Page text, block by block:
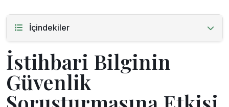
İçindekiler
İstihbari Bilginin
Güvenlik